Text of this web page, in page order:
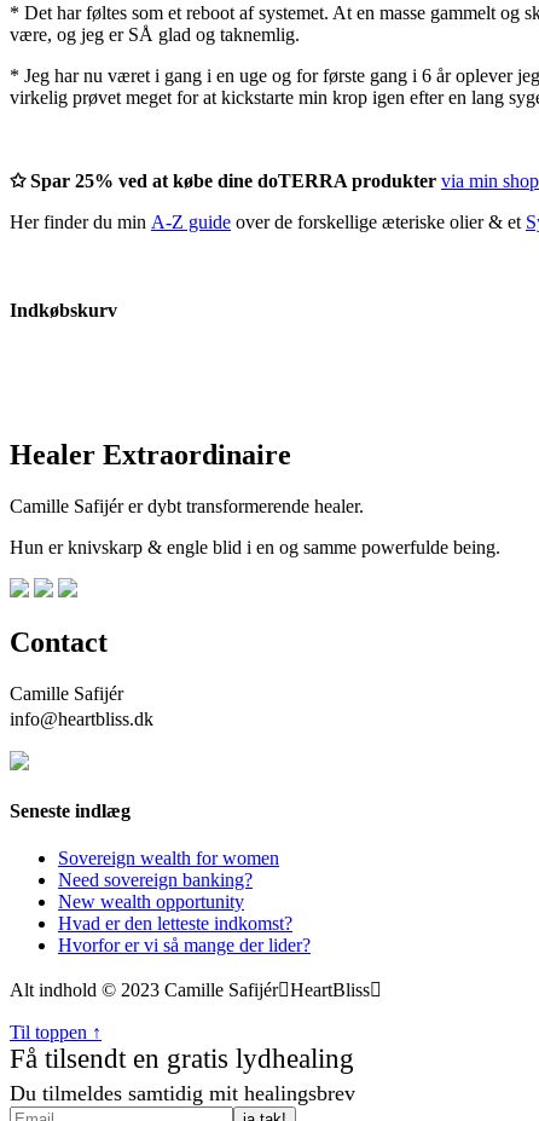
* Det har føltes som et reboot af systemet. At en masse gammelt og
være, og jeg er SÅ glad og taknemlig.
* Jeg har nu været i gang i en uge og for første gang i 6 år oplever
virkelig prøvet meget for at kickstarte min krop igen efter en lang
✩ Spar 25% ved at købe dine doTERRA produkter via min
Her finder du min A-Z guide over de forskellige æteriske olier & et
Indkøbskurv
Healer Extraordinaire
Camille Safijér er dybt transformerende healer.
Hun er knivskarp & engle blid i en og samme powerfulde being.
Contact
Camille Safijér
info@heartbliss.dk
Seneste indlæg
Sovereign wealth for women
Need sovereign banking?
New wealth opportunity
Hvad er den letteste indkomst?
Hvorfor er vi så mange der lider?
Alt indhold © 2023 Camille Safijér HeartBliss
Til toppen ↑
Få tilsendt en gratis lydhealing
Du tilmeldes samtidig mit healingsbrev